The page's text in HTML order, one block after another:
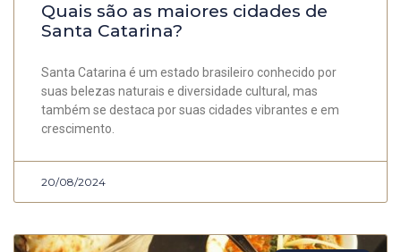
Quais são as maiores cidades de
Santa Catarina?
Santa Catarina é um estado brasileiro conhecido por
suas belezas naturais e diversidade cultural, mas
também se destaca por suas cidades vibrantes e em
crescimento.
20/08/2024